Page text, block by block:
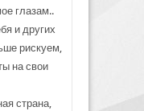
глазам..
и других
рискуем,
на свои
страна,